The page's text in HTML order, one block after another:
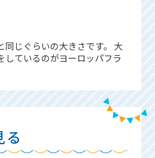
同じぐらいの大きさです。 大
しているのがヨーロッパフラ
る